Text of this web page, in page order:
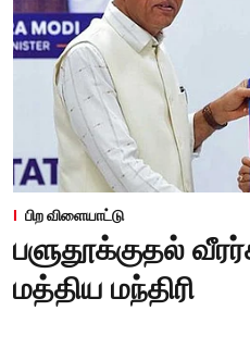
பிற விளையாட்டு
பளுதூக்குதல்
மத்திய மந்திரி